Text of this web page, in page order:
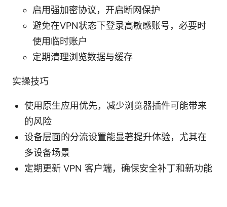
启用强加密协议，开启断网保护
避免在VPN状态下登录高敏感账号，必要时
使用临时账户
定期清理浏览数据与缓存
实操技巧
使用原生应用优先，减少浏览器插件可能带来
的风险
设备层面的分流设置能显著提升体验，尤其在
多设备场景
定期更新 VPN 客户端，确保安全补丁和新功能